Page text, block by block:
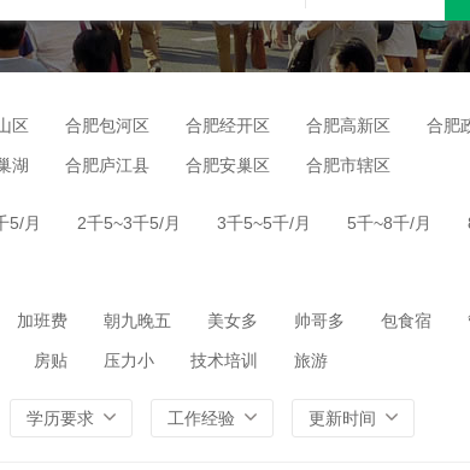
区 合肥包河区 合肥经开区 合肥高新区 合肥
湖 合肥庐江县 合肥安巢区 合肥市辖区
5/月 2千5~3千5/月 3千5~5千/月 5千~8千/月
加班费 朝九晚五 美女多 帅哥多 包食宿
房贴 压力小 技术培训 旅游
学历要求 工作经验 更新时间